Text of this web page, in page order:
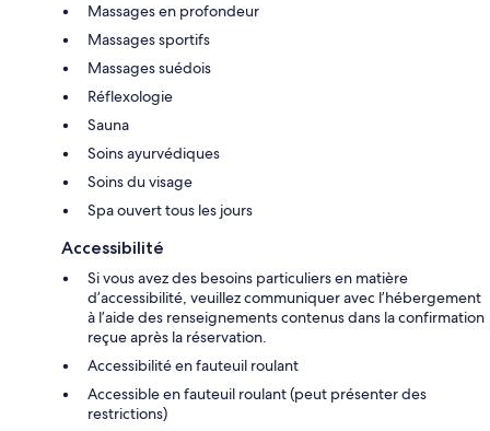
Massages en profondeur
Massages sportifs
Massages suédois
Réflexologie
Sauna
Soins ayurvédiques
Soins du visage
Spa ouvert tous les jours
Accessibilité
Si vous avez des besoins particuliers en matière
d’accessibilité, veuillez communiquer avec l’hébergement
à l’aide des renseignements contenus dans la confirmation
reçue après la réservation.
Accessibilité en fauteuil roulant
Accessible en fauteuil roulant (peut présenter des
restrictions)